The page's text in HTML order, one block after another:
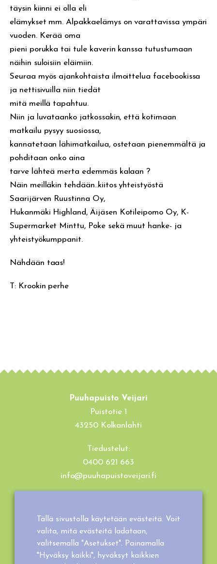
täysin kiinni ei olla eli
elämykset mm. Alpakkaelämys on varattavissa ympäri
vuoden. Kerää oma
pieni porukka tai tule kaverin kanssa tutustumaan
näihin suloisiin eläimiin.
Seuraa myös ajankohtaista ilmoittelua facebookissa
ja nettisivuilla niin tiedät
mitä meillä tapahtuu.
Niin ja luvataanko jatkossakin, että kotimaan
matkailu pysyy suosiossa,
kannatetaan lähimatkailua, ostetaan pienemmältä ja
pohditaan onko aina
tarve lähteä merta edemmäs kalaan ?
Näin meilläkin tehdään..kiitos yhteistyöstä
Saarijärven Ruustinna Oy,
Hukanmäki Highland, Äijäsen Kotileipomo Oy, K-
Supermarket Minttu, Poke sekä muut hanke- ja
yhteistyökumppanit.
Nähdään taas!
T: Krookin perhe
Puuhapuisto Veijari
Puistotie 1
43250 Kolkanlahti
Tiedustelut:
0400 621 663
info@puuhapuistoveijari.fi
Tilaus- ja toimitusehdot
Tällä sivustolla käytetään evästeitä. Voit
valita, mitä evästeitä ladataan,
valitsemalla "Asetukset". Painamalla
"Hyväksy kaikki", hyväksyt kaikkien